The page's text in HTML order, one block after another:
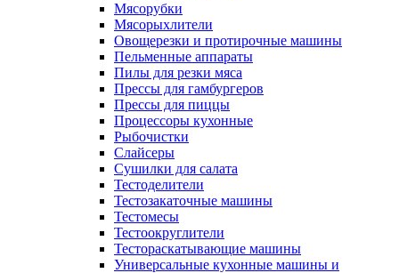
Мясорубки
Мясорыхлители
Овощерезки и протирочные машины
Пельменные аппараты
Пилы для резки мяса
Прессы для гамбургеров
Прессы для пиццы
Процессоры кухонные
Рыбочистки
Слайсеры
Сушилки для салата
Тестоделители
Тестозакаточные машины
Тестомесы
Тестоокруглители
Тестораскатывающие машины
Универсальные кухонные машины и